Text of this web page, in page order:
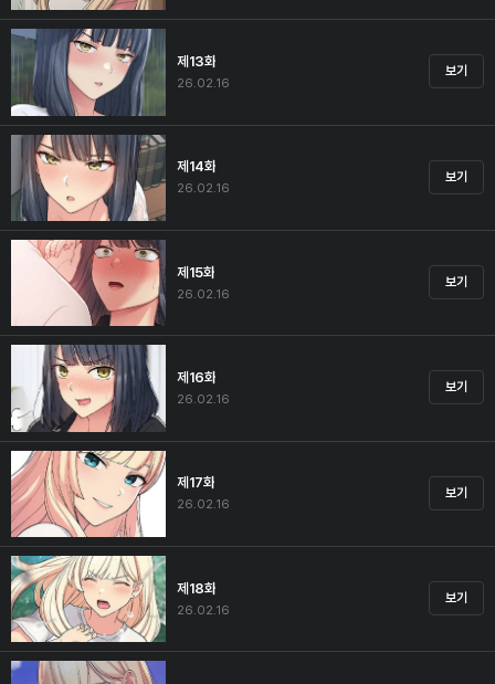
제13화
26.02.16
보기
제14화
26.02.16
보기
제15화
26.02.16
보기
제16화
26.02.16
보기
제17화
26.02.16
보기
제18화
26.02.16
보기